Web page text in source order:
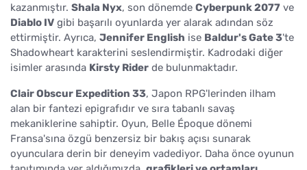
kazanmıştır. Shala Nyx, son dönemde Cyberpunk 2077 ve
Diablo IV gibi başarılı oyunlarda yer alarak adından söz
ettirmiştir. Ayrıca, Jennifer English ise Baldur's Gate 3'te
Shadowheart karakterini seslendirmiştir. Kadrodaki diğer
isimler arasında Kirsty Rider de bulunmaktadır.
Clair Obscur Expedition 33, Japon RPG'lerinden ilham
alan bir fantezi epigrafıdır ve sıra tabanlı savaş
mekaniklerine sahiptir. Oyun, Belle Époque dönemi
Fransa'sına özgü benzersiz bir bakış açısı sunarak
oyunculara derin bir deneyim vadediyor. Daha önce oyunun